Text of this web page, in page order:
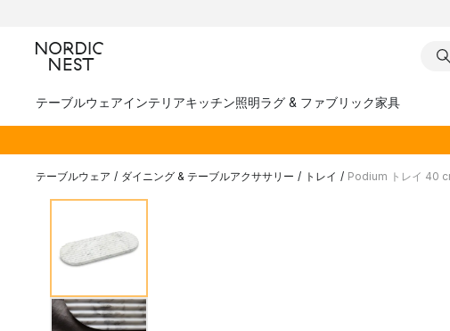
テーブルウェアインテリアキッチン照明ラグ & ファブリック家具
テーブルウェア / ダイニング & テーブルアクササリー / トレイ / Podium トレイ 40